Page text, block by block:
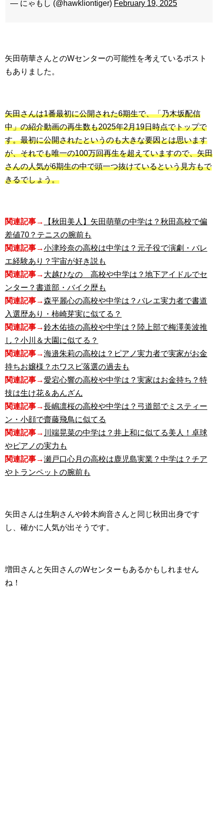
— にゃもし (@hawkliontiger) February 19, 2025
矢田萌華さんとのWセンターの可能性を考えているポスト
もありました。
矢田さんは1番最初に公開された6期生で、「乃木坂配信
中」の紹介動画の再生数も2025年2月19日時点でトップで
す。最初に公開されたというのも大きな要因とは思います
が、それでも唯一の100万回再生を超えていますので、矢田
さんの人気が6期生の中で頭一つ抜けているという見方もで
きるでしょう。
関連記事→
【秋田美人】矢田萌華の中学は？秋田高校で偏
差値70？テニスの腕前も
関連記事→小津玲奈の高校は中学は？元子役で演劇・バレ
エ経験あり？宇宙が好き説も
関連記事→ 大越ひなの 高校や中学は？地下アイドルでセ
ンター？書道部・バイク歴も
関連記事→森平麗心の高校や中学は？バレエ実力者で書道
入選歴あり・柿崎芽実に似てる？
関連記事→鈴木佑捺の高校や中学は？陸上部で梅澤美波推
し？小川＆大園に似てる？
関連記事→海邉朱莉の高校は？ピアノ実力者で実家がお金
持ちお嬢様？ホワスピ落選の過去も
関連記事→愛宕心響の高校や中学は？実家はお金持ち？特
技は生け花＆あんざん
関連記事→長嶋凛桜の高校や中学は？弓道部でミスティー
ン・小顔で齋藤飛鳥に似てる
関連記事→ 川端晃菜の中学は？井上和に似てる美人！卓球
やピアノの実力も
関連記事→瀬戸口心月の高校は鹿児島実業？中学は？チア
やトランペットの腕前も
矢田さんは生駒さんや鈴木絢音さんと同じ秋田出身です
し、確かに人気が出そうです。
増田さんと矢田さんのWセンターもあるかもしれません
ね！